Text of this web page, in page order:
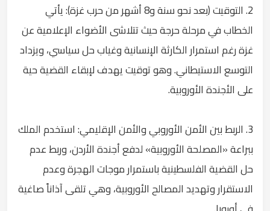
2. التوقيت (بعد نحو سنة و8 أشهر من حرب غزة): يأتي
الخطاب في مرحلة حرجة حيث تتلاشى الأضواء الإعلامية عن
غزة رغم استمرار الكارثة الإنسانية وغياب حل سياسي، ويزداد
التوسع الاستيطاني. وهو توقيت يهدف لإبقاء القضية حية
على الأجندة الأوروبية.
3. الربط بين الأمن الأوروبي والأمن الإقليمي: استخدم الملك
ببراعة «المصلحة الأوروبية» لدفع أجندة الأردن، وربط عدم
حل القضية الفلسطينية باستمرار موجات الهجرة وعدم
الاستقرار وتهديد المصالح الأوروبية، وهي تلقى آذاناً صاغية